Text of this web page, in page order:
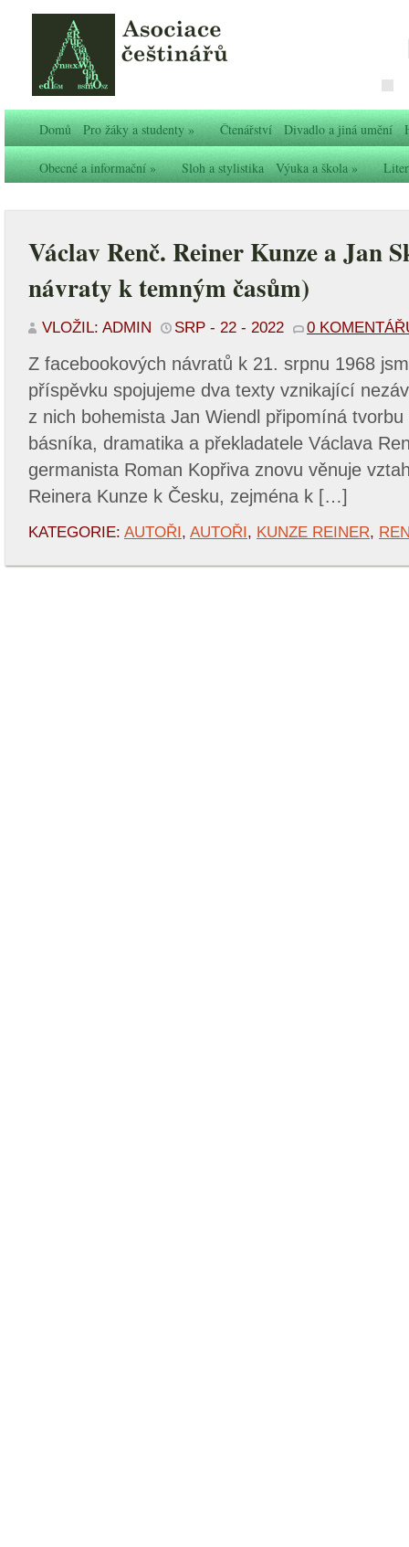
Domů Pro žáky a studenty» Čtenářství Divadlo a jiná umění
Obecné a informační» Sloh a stylistika Výuka a škola»
Václav Renč. Reiner Kunze a Jan
návraty k temným časům)
VLOŽIL: ADMIN SRP - 22 - 2022 0
Z facebookových návratů k 21. srpnu 1968
příspěvku spojujeme dva texty vznikající
z nich bohemista Jan Wiendl připomíná
básníka, dramatika a překladatele Václava
germanista Roman Kopřiva znovu věnuje
Reinera Kunze k Česku, zejména k […]
KATEGORIE: AUTOŘI, AUTOŘI, KUNZE REINER,